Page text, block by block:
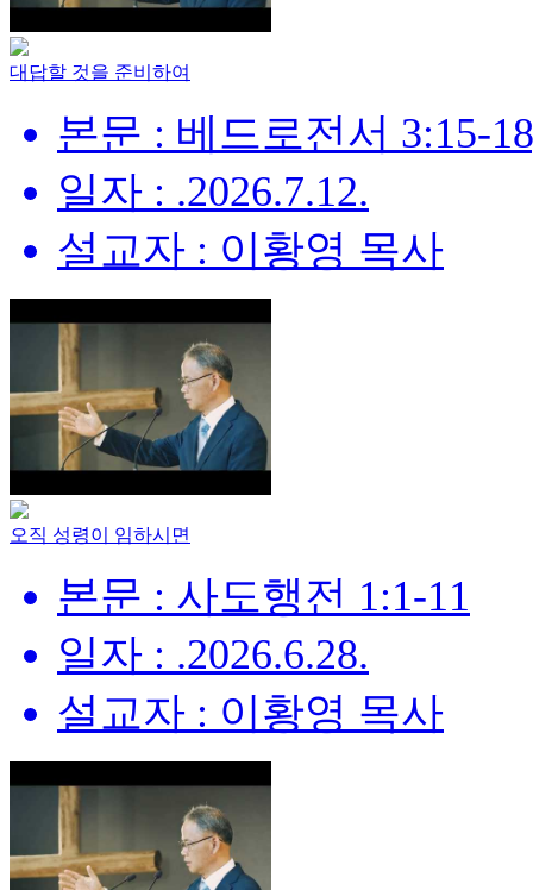
대답할 것을 준비하여
본문 : 베드로전서 3:15-
일자 : .2026.7.12.
설교자 : 이황영 목사
오직 성령이 임하시면
본문 : 사도행전 1:1-11
일자 : .2026.6.28.
설교자 : 이황영 목사